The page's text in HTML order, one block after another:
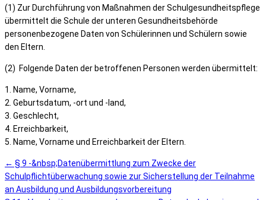
(1) Zur Durchführung von Maßnahmen der Schulgesundheitspflege
übermittelt die Schule der unteren Gesundheitsbehörde
personenbezogene Daten von Schülerinnen und Schülern sowie
den Eltern.
(2) Folgende Daten der betroffenen Personen werden übermittelt:
1. Name, Vorname,
2. Geburtsdatum, -ort und -land,
3. Geschlecht,
4. Erreichbarkeit,
5. Name, Vorname und Erreichbarkeit der Eltern.
← § 9 -&nbsp;Datenübermittlung zum Zwecke der
Schulpflichtüberwachung sowie zur Sicherstellung der Teilnahme
an Ausbildung und Ausbildungsvorbereitung